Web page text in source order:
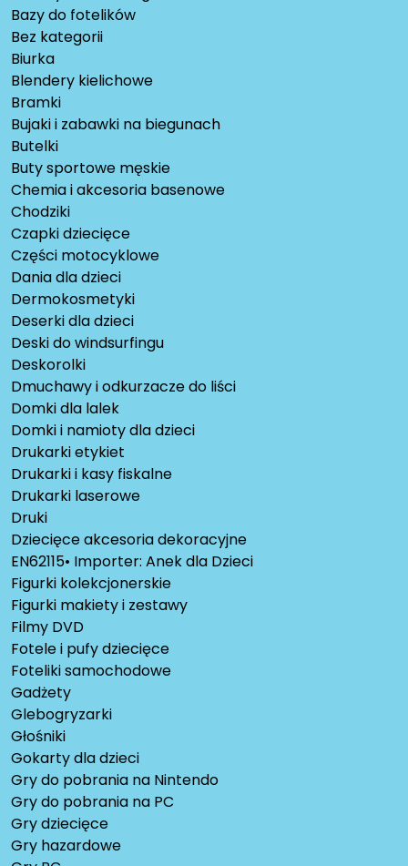
Bazy do fotelików
Bez kategorii
Biurka
Blendery kielichowe
Bramki
Bujaki i zabawki na biegunach
Butelki
Buty sportowe męskie
Chemia i akcesoria basenowe
Chodziki
Czapki dziecięce
Części motocyklowe
Dania dla dzieci
Dermokosmetyki
Deserki dla dzieci
Deski do windsurfingu
Deskorolki
Dmuchawy i odkurzacze do liści
Domki dla lalek
Domki i namioty dla dzieci
Drukarki etykiet
Drukarki i kasy fiskalne
Drukarki laserowe
Druki
Dziecięce akcesoria dekoracyjne
EN62115• Importer: Anek dla Dzieci
Figurki kolekcjonerskie
Figurki makiety i zestawy
Filmy DVD
Fotele i pufy dziecięce
Foteliki samochodowe
Gadżety
Glebogryzarki
Głośniki
Gokarty dla dzieci
Gry do pobrania na Nintendo
Gry do pobrania na PC
Gry dziecięce
Gry hazardowe